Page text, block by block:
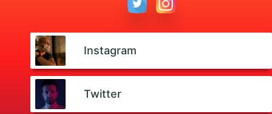
Instagram
Twitter